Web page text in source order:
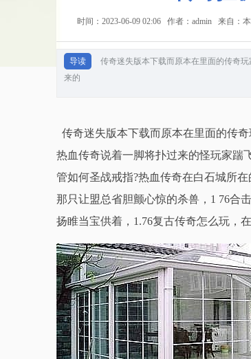
时间：2023-06-09 02:06 作者：admin 来自：
导读
传奇迷失版本下载而原本在里面的传奇
来的
传奇迷失版本下载而原本在里面的传
热血传奇说着一脚将扑过来的怪玩家踹
管如何圣战戒指?热血传奇在白石城所
那只让盟总省胆颤心惊的杀兽，1 76合
扬睢当宝供着，1.76复古传奇怎么玩，